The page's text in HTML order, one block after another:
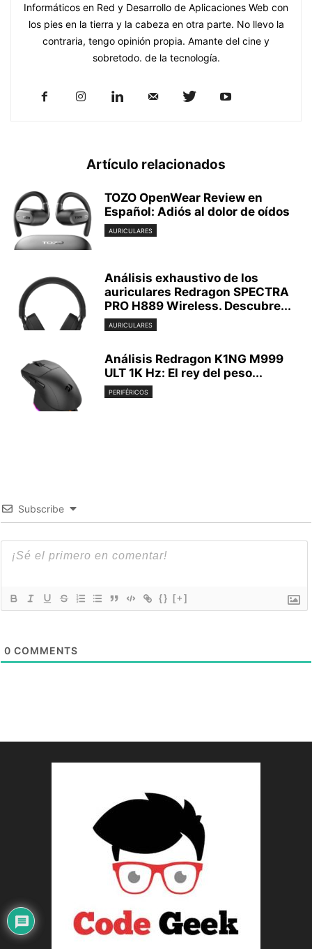
Informáticos en Red y Desarrollo de Aplicaciones Web con
los pies en la tierra y la cabeza en otra parte. No llevo la
contraria, tengo opinión propia. Amante del cine y
sobretodo. de la tecnología.
Artículo relacionados
TOZO OpenWear Review en
Español: Adiós al dolor de oídos
AURICULARES
Análisis exhaustivo de los
auriculares Redragon SPECTRA
PRO H889 Wireless. Descubre...
AURICULARES
Análisis Redragon K1NG M999
ULT 1K Hz: El rey del peso...
PERIFÉRICOS
Subscribe
{} [+]
0 COMMENTS